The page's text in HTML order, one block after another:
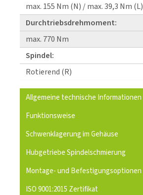
max. 155 Nm (N) / max. 39,3 Nm (L)
Durchtriebsdrehmoment:
max. 770 Nm
Spindel:
Rotierend (R)
Allgemeine technische Informationen
Funktionsweise
Schwenklagerung im Gehäuse
Hubgetriebe Spindelschmierung
Montage- und Befestigungsoptionen
ISO 9001:2015 Zertifikat